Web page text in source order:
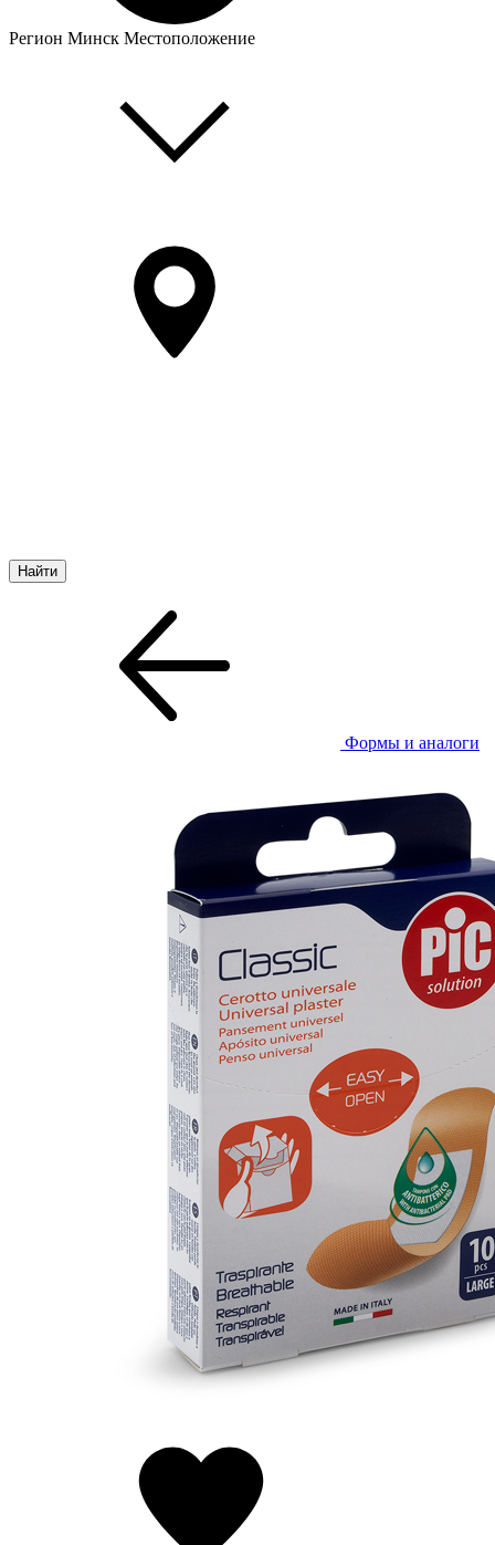
Регион Минск Местоположение
Формы и аналоги